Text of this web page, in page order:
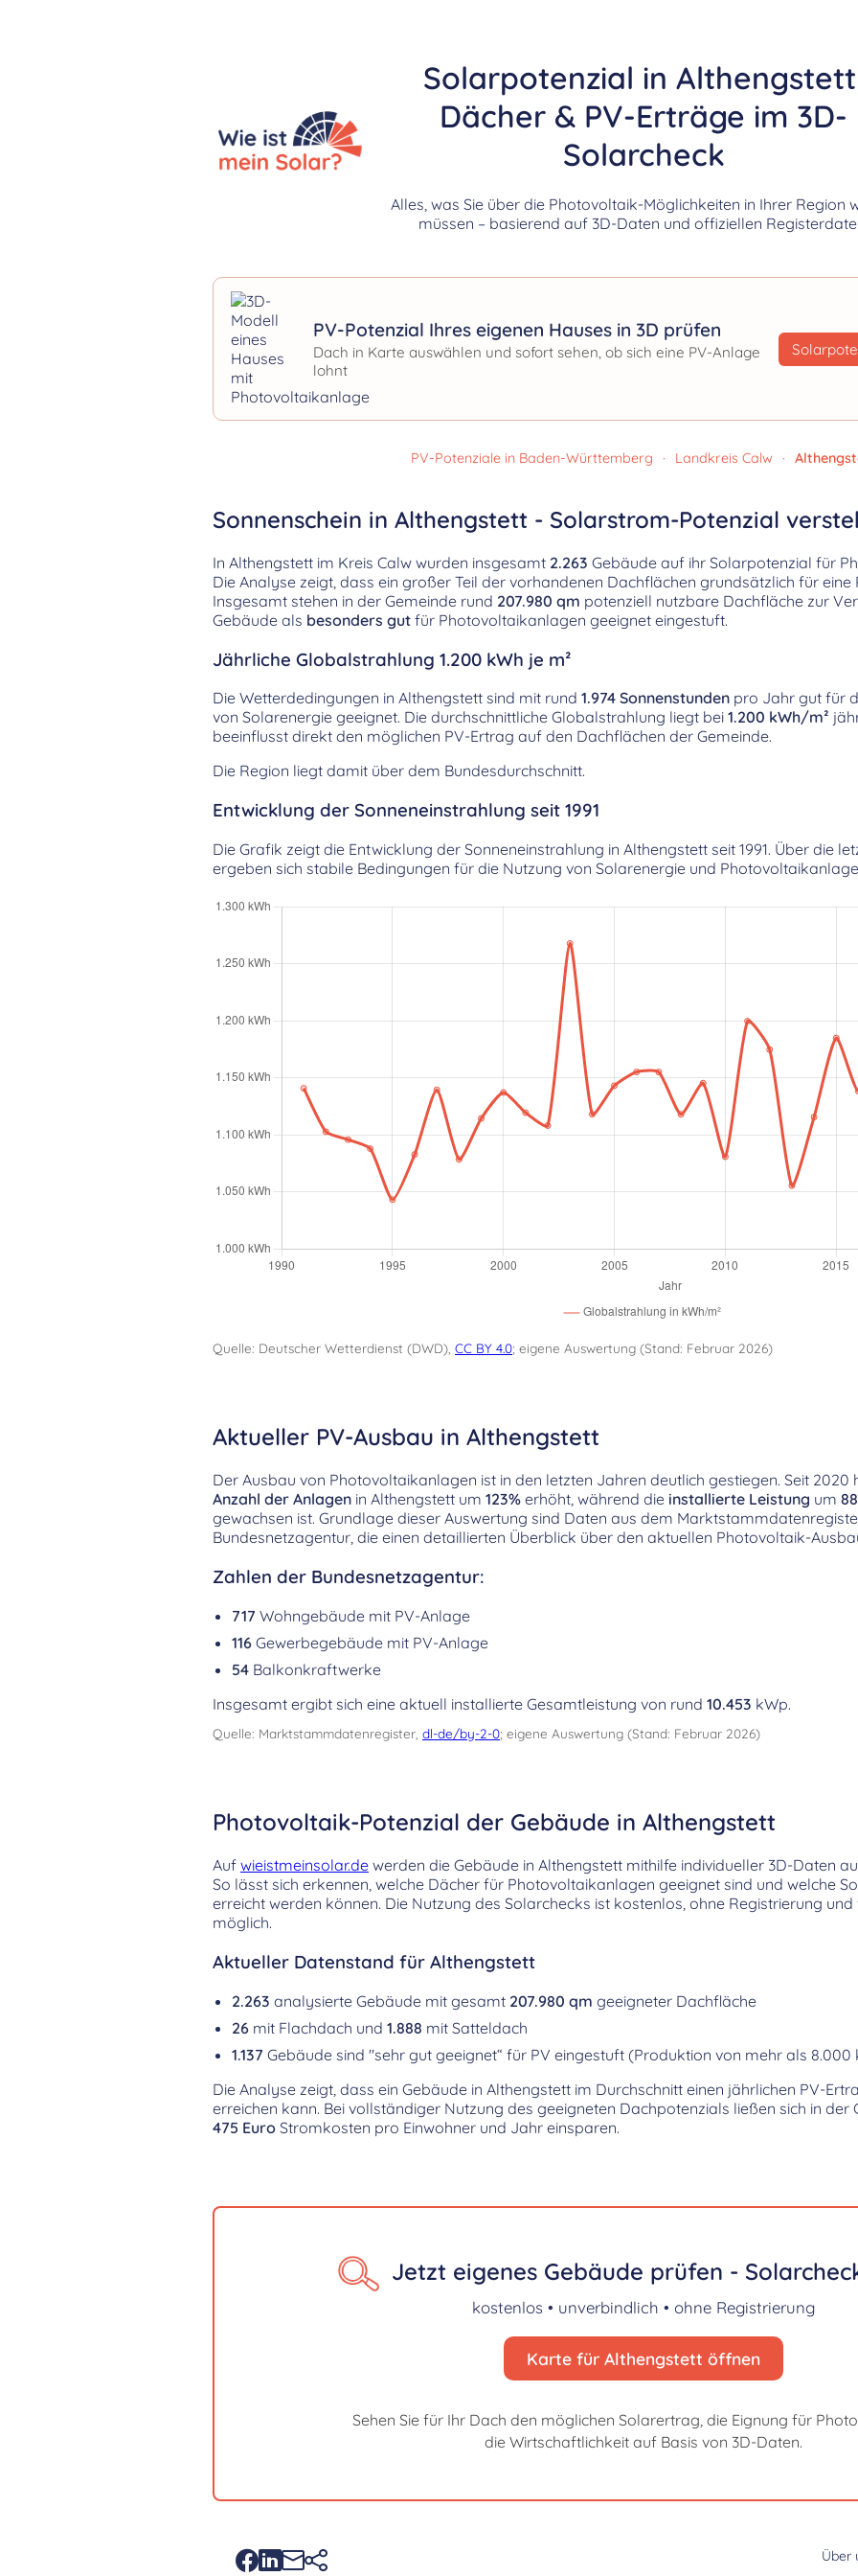
Solarpotenzial in
Dächer & PV-Erträge im 3D-
Solarcheck
Alles, was Sie über die Photovoltaik-Möglichkeiten in Ihrer Region
müssen – basierend auf 3D-Daten und offiziellen
PV-Potenzial Ihres eigenen Hauses in 3D prüfen
Dach in Karte auswählen und sofort sehen, ob sich eine PV-Anlage
lohnt
PV-Potenziale in Baden-Württemberg · Landkreis Calw ·
Sonnenschein in Althengstett - Solarstrom-Potenzial
In Althengstett im Kreis Calw wurden insgesamt 2.263 Gebäude auf ihr Solarpotenzial für
Die Analyse zeigt, dass ein großer Teil der vorhandenen Dachflächen grundsätzlich für eine
Insgesamt stehen in der Gemeinde rund 207.980 qm potenziell nutzbare Dachfläche zur
Gebäude als besonders gut für Photovoltaikanlagen geeignet eingestuft.
Jährliche Globalstrahlung 1.200 kWh je m²
Die Wetterdedingungen in Althengstett sind mit rund 1.974 Sonnenstunden pro Jahr gut für
von Solarenergie geeignet. Die durchschnittliche Globalstrahlung liegt bei 1.200 kWh/m²
beeinflusst direkt den möglichen PV-Ertrag auf den Dachflächen der Gemeinde.
Die Region liegt damit über dem Bundesdurchschnitt.
Entwicklung der Sonneneinstrahlung seit 1991
Die Grafik zeigt die Entwicklung der Sonneneinstrahlung in Althengstett seit 1991. Über die
ergeben sich stabile Bedingungen für die Nutzung von Solarenergie und
Quelle: Deutscher Wetterdienst (DWD), CC BY 4.0; eigene Auswertung (Stand: Februar 2026)
Aktueller PV-Ausbau in Althengstett
Der Ausbau von Photovoltaikanlagen ist in den letzten Jahren deutlich gestiegen. Seit 2020
Anzahl der Anlagen in Althengstett um 123% erhöht, während die installierte Leistung um
gewachsen ist. Grundlage dieser Auswertung sind Daten aus dem
Bundesnetzagentur, die einen detaillierten Überblick über den aktuellen Photovoltaik-
Zahlen der Bundesnetzagentur:
717 Wohngebäude mit PV-Anlage
116 Gewerbegebäude mit PV-Anlage
54 Balkonkraftwerke
Insgesamt ergibt sich eine aktuell installierte Gesamtleistung von rund 10.453 kWp.
Quelle: Marktstammdatenregister, dl-de/by-2-0; eigene Auswertung (Stand: Februar 2026)
Photovoltaik-Potenzial der Gebäude in Althengstett
Auf wieistmeinsolar.de werden die Gebäude in Althengstett mithilfe individueller 3D-Daten
So lässt sich erkennen, welche Dächer für Photovoltaikanlagen geeignet sind und welche
erreicht werden können. Die Nutzung des Solarchecks ist kostenlos, ohne Registrierung
möglich.
Aktueller Datenstand für Althengstett
2.263 analysierte Gebäude mit gesamt 207.980 qm geeigneter Dachfläche
26 mit Flachdach und 1.888 mit Satteldach
1.137 Gebäude sind "sehr gut geeignet“ für PV eingestuft (Produktion von mehr als 8.000
Die Analyse zeigt, dass ein Gebäude in Althengstett im Durchschnitt einen jährlichen PV-
erreichen kann. Bei vollständiger Nutzung des geeigneten Dachpotenzials ließen sich in der
475 Euro Stromkosten pro Einwohner und Jahr einsparen.
Jetzt eigenes Gebäude prüfen -
kostenlos • unverbindlich • ohne Registrierung
Karte für Althengstett öffnen
Sehen Sie für Ihr Dach den möglichen Solarertrag, die Eignung für
die Wirtschaftlichkeit auf Basis von 3D-Daten.
Über